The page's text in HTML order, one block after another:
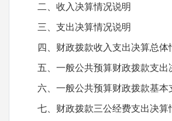
二、收入决算情况说明
三、支出决算情况说明
四、财政拨款收入支出决算总体
五、一般公共预算财政拨款支出
六、一般公共预算财政拨款基本
七、财政拨款三公经费支出决算